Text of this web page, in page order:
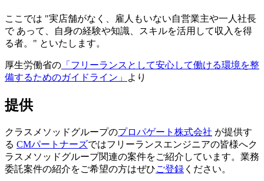
ここでは "実店舗がなく、雇人もいない自営業主や一人社長
で あって、自身の経験や知識、スキルを活用して収入を得
る者。" といたします。
厚生労働省の 「フリーランスとして安心して働ける環境を整
備するためのガイドライン」
より
提供
クラスメソッドグループのプロパゲート株式会社 が提供す
る CMパートナーズではフリーランスエンジニアの皆様へク
ラスメソッドグループ関連の案件をご紹介しています。業務
委託案件の紹介をご希望の方はぜひご登録 ください。